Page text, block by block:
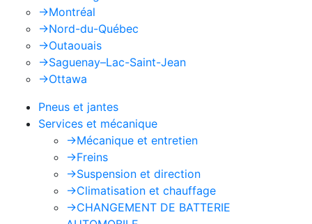
->Montréal
->Nord-du-Québec
->Outaouais
->Saguenay–Lac-Saint-Jean
->Ottawa
Pneus et jantes
Services et mécanique
->Mécanique et entretien
->Freins
->Suspension et direction
->Climatisation et chauffage
->CHANGEMENT DE BATTERIE